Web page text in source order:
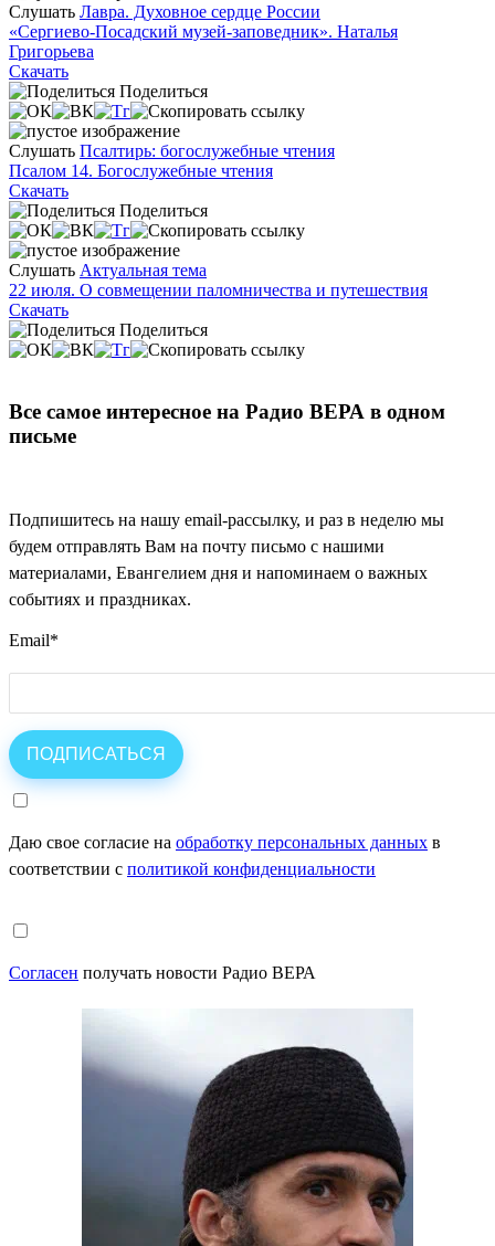
Слушать Лавра. Духовное сердце России
«Сергиево-Посадский музей-заповедник». Наталья
Григорьева
Скачать
Поделиться
Слушать Псалтирь: богослужебные чтения
Псалом 14. Богослужебные чтения
Скачать
Поделиться
Слушать Актуальная тема
22 июля. О совмещении паломничества и путешествия
Скачать
Поделиться
Все самое интересное на Радио ВЕРА в одном
письме
Подпишитесь на нашу email-рассылку, и раз в неделю мы
будем отправлять Вам на почту письмо с нашими
материалами, Евангелием дня и напоминаем о важных
событиях и праздниках.
Email*
Даю свое согласие на обработку персональных данных в
соответствии с политикой конфиденциальности
Согласен получать новости Радио ВЕРА